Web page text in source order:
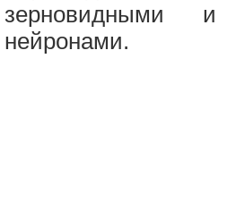
зерновидными
нейронами.